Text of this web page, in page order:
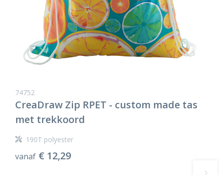
74752
CreaDraw Zip RPET - custom made tas
met trekkoord
190T polyester
vanaf € 12,29